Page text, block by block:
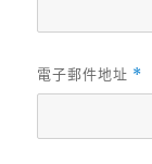
電子郵件地址 *